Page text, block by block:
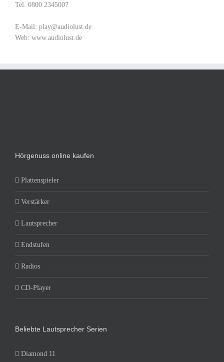
Tel. 0800 2345007
E-Mail: play@audiolust.de
Web: www.audiolust.de
Hörgenuss online kaufen
Plattenspieler
Verstärker
Lautsprecher
Endstufen
Radios
CD-Player
Beliebte Lautsprecher Serien
Diamond 11